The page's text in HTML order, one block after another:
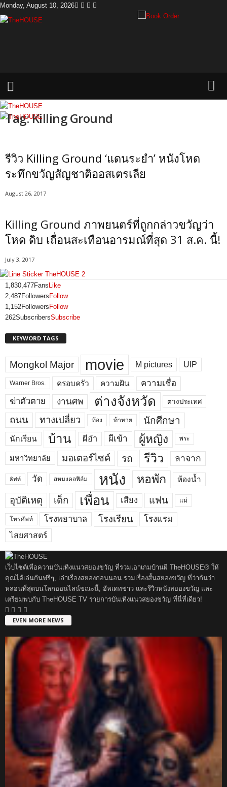
Monday, August 10, 2026
e
Tag: Killing Ground
รีวิว Killing Ground ‘แดนระยำ’ หนังโหด
ระทึกขวัญสัญชาติออสเตรเลีย
August 26, 2017
Killing Ground ภาพยนตร์ที่ถูกกล่าวขวัญว่า
โหด ดิบ เถื่อนสะเทือนอารมณ์ที่สุด 31 ส.ค. นี้!
July 3, 2017
1,830,477Fans Like
2,487Followers Follow
1,152Followers Follow
262SubscribersSubscribe
KEYWORD TAGS
Mongkol Major movie M pictures UIP
Warner Bros. ครอบครัว ความฝัน
ความเชื่อ
ฆ่าตัวตาย
งานศพ ต่างจังหวัด ต่างประเทศ
ถนน ทางเปลี่ยว ท้อง ท้าทาย นักศึกษา
นักเรียน บ้าน ผีอำ ผีเข้า ผู้หญิง พระ
มหาวิทยาลัย มอเตอร์ไซค์ รถ รีวิว ลาจาก
ลิฟท์ วัด สหมงคลฟิล์ม หนัง หอพัก ห้องน้ำ
อุบัติเหตุ เด็ก เพื่อน เสียง แฟน แม่
โทรศัพท์ โรงพยาบาล โรงเรียน โรงแรม
ไสยศาสตร์
เว็บไซต์เพื่อความบันเทิงแนวสยองขวัญ ที่รวมเอาเกมบ้านผี TheHOUSE® ให้
คุณได้เล่นกันฟรีๆ, เล่าเรื่องสยองก่อนนอน รวมเรื่องสั้นสยองขวัญ ที่ว่ากันว่า
หลอนที่สุดบนโลกออนไลน์ขณะนี้, อัพเดทข่าว และรีวิวหนังสยองขวัญ และ
เตรียมพบกับ TheHOUSE TV รายการบันเทิงแนวสยองขวัญ ที่นี่ที่เดียว!
EVEN MORE NEWS